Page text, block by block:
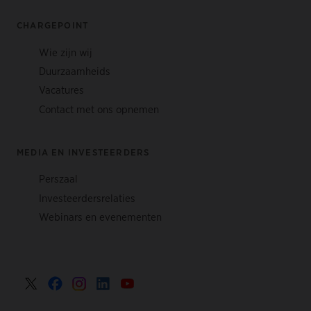
CHARGEPOINT
Wie zijn wij
Duurzaamheids
Vacatures
Contact met ons opnemen
MEDIA EN INVESTEERDERS
Perszaal
Investeerdersrelaties
Webinars en evenementen